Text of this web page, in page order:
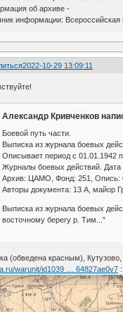
об архиве -
информации:
2022-10-29 13:09:11
Александр Кривченков
Боевой путь части.
Выписка из журнала боевых
Описывает период с 01.01.1942
Журналы боевых действий. Дата
Архив: ЦАМО, Фонд: 251, Опись:
Авторы документа: 13 А, майор
Выписка из журнала боевых
восточному берегу р. Тим..."
(обведена красным),
warunit/id1039 … 64827ae0v7 :